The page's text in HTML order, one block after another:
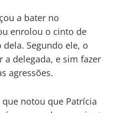
a bater no
enrolou o cinto de
Segundo ele, o
delegada, e sim fazer
agressões.
notou que Patrícia